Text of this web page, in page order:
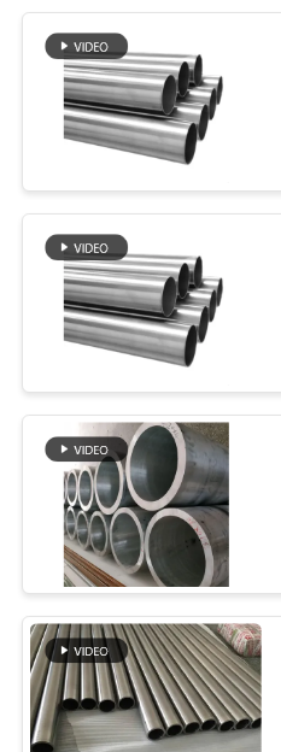
à faible
de tuyaux
tuyau
d'alliage
tuyau